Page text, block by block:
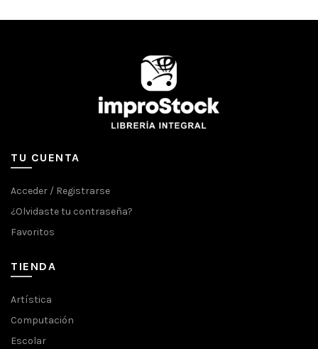
TU CUENTA
Acceder / Registrarse
¿Olvidaste tu contraseña?
Favoritos
TIENDA
Artística
Computación
Escolar